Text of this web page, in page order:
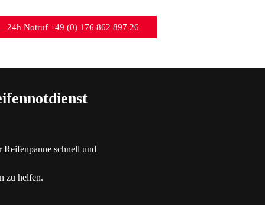
24h Notruf +49 (0) 176 862 897 26
Reifenpanne schnell und
zu helfen.